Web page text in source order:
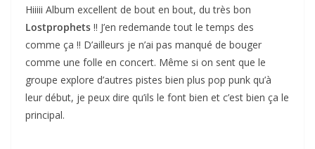
Hiiiii Album excellent de bout en bout, du très bon
Lostprophets !! J’en redemande tout le temps des
comme ça !! D’ailleurs je n’ai pas manqué de bouger
comme une folle en concert. Même si on sent que le
groupe explore d’autres pistes bien plus pop punk qu’à
leur début, je peux dire qu’ils le font bien et c’est bien ça le
principal.